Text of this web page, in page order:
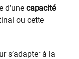
d’une capacité
ou cette
s’adapter à la